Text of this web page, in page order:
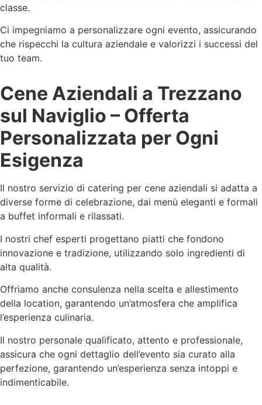
classe.
Ci impegniamo a personalizzare ogni evento, assicurando
che rispecchi la cultura aziendale e valorizzi i successi del
tuo team.
Cene Aziendali a Trezzano
sul Naviglio – Offerta
Personalizzata per Ogni
Esigenza
Il nostro servizio di catering per cene aziendali si adatta a
diverse forme di celebrazione, dai menù eleganti e formali
a buffet informali e rilassati.
I nostri chef esperti progettano piatti che fondono
innovazione e tradizione, utilizzando solo ingredienti di
alta qualità.
Offriamo anche consulenza nella scelta e allestimento
della location, garantendo un’atmosfera che amplifica
l’esperienza culinaria.
Il nostro personale qualificato, attento e professionale,
assicura che ogni dettaglio dell’evento sia curato alla
perfezione, garantendo un’esperienza senza intoppi e
indimenticabile.